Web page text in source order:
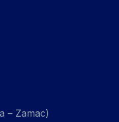
– Zamac)